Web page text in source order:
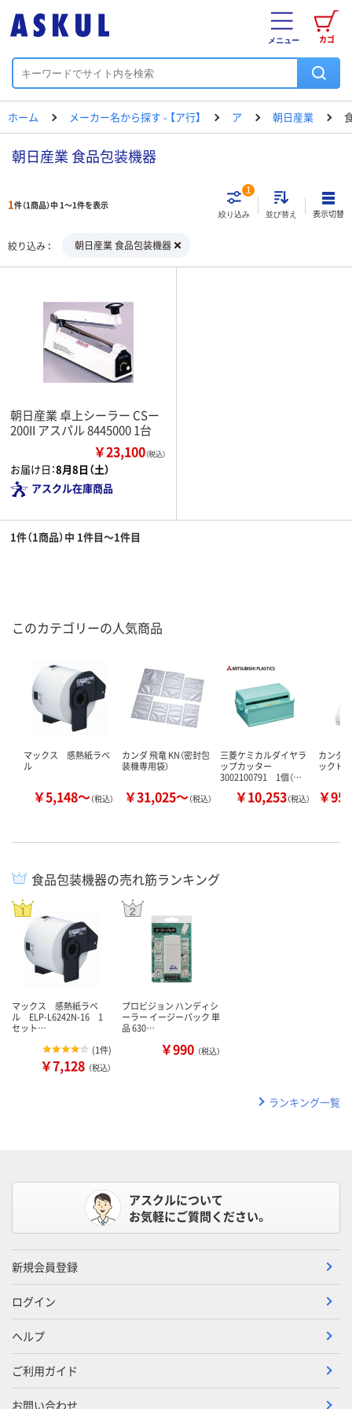
カゴ
メニュー
ホーム メーカー名から探す - 【ア行】 ア 朝日産業
朝日産業 食品包装機器
1件（1商品）中 1～1件を表示
絞り込み
1
並び替え 表示切替
絞り込み 朝日産業 食品包装機器
朝日産業 卓上シーラー CSー
200II アスパル 8445000 1台
￥23,100（税込）
お届け日：8月8日（土）
アスクル在庫商品
1件（1商品）中 1件目～1件目
このカテゴリーの人気商品
マックス 感熱紙ラベ
ル
￥5,148～（税込）
カンダ 飛竜 KN（密封包
装機専用袋）
￥31,025～（税込）
三菱ケミカルダイヤラ
ップカッター
3002100791 1個（…
￥10,253（税込）
カンダ
ック
￥
食品包装機器の売れ筋ランキング
マックス 感熱紙ラベ
ル ELP-L6242N-16 1
セット…
(1件)
￥7,128 （税込）
プロビジョン ハンディシ
ーラー イージーパック 単
品 630…
￥990 （税込）
ランキング一覧
アスクルについて
お気軽にご質問ください。
新規会員登録
ログイン
ヘルプ
ご利用ガイド
お問い合わせ